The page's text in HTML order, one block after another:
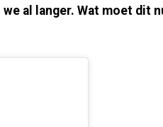
al langer. Wat moet dit